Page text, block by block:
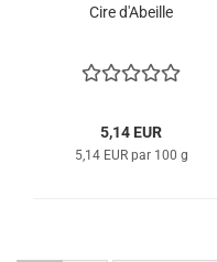
Cire d'Abeille
5,14 EUR
5,14 EUR par 100 g